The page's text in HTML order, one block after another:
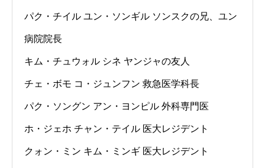
パク・チイル ユン・ソンギル ソンスクの兄、ユン
病院院長
キム・チュウォル シネ ヤンジャの友人
チェ・ボモ コ・ジュンフン 救急医学科長
パク・ソングン アン・ヨンピル 外科専門医
ホ・ジェホ チャン・テイル 医大レジデント
クォン・ミン キム・ミンギ 医大レジデント